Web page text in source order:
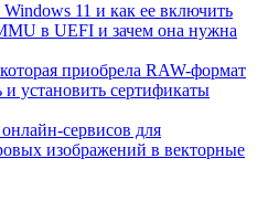
11 и как ее включить
в UEFI и зачем она нужна
приобрела RAW-формат
установить сертификаты
сервисов для
изображений в векторные